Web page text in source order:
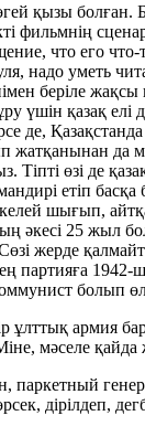
қызы болған.
фильмнің
что его
уметь
беріле
қазақ елі
де,
да
Тіпті өзі де
етіп
шығып,
әкесі 25 жыл
жерде
партияға 1942-
болып
ұлттық армия
мәселе
паркетный
дірілдеп,